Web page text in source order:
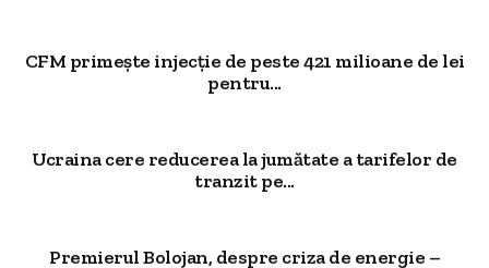
CFM primește injecție de peste 421 milioane de lei
pentru...
Ucraina cere reducerea la jumătate a tarifelor de
tranzit pe...
Premierul Bolojan, despre criza de energie –